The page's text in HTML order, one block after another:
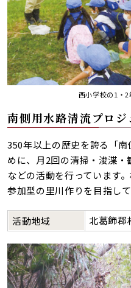
西小学校の1・
南側用水路清流プロジ
350年以上の歴史を誇る「
めに、月2回の清掃・浚渫
などの活動を行っています
参加型の里川作りを目指して
活動地域 北葛飾郡